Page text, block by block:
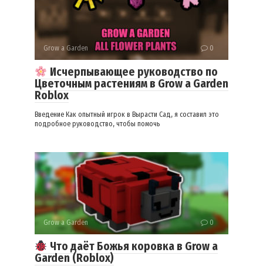
Grow a Garden 0
Исчерпывающее руководство по
Цветочным растениям в Grow a Garden
Roblox
Введение Как опытный игрок в Вырасти Сад, я составил это
подробное руководство, чтобы помочь
Grow a Garden 0
Что даёт Божья коровка в Grow a
Garden (Roblox)